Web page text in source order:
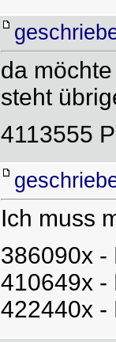
da
steht
4113555
Ich muss
386090x -
410649x -
422440x -